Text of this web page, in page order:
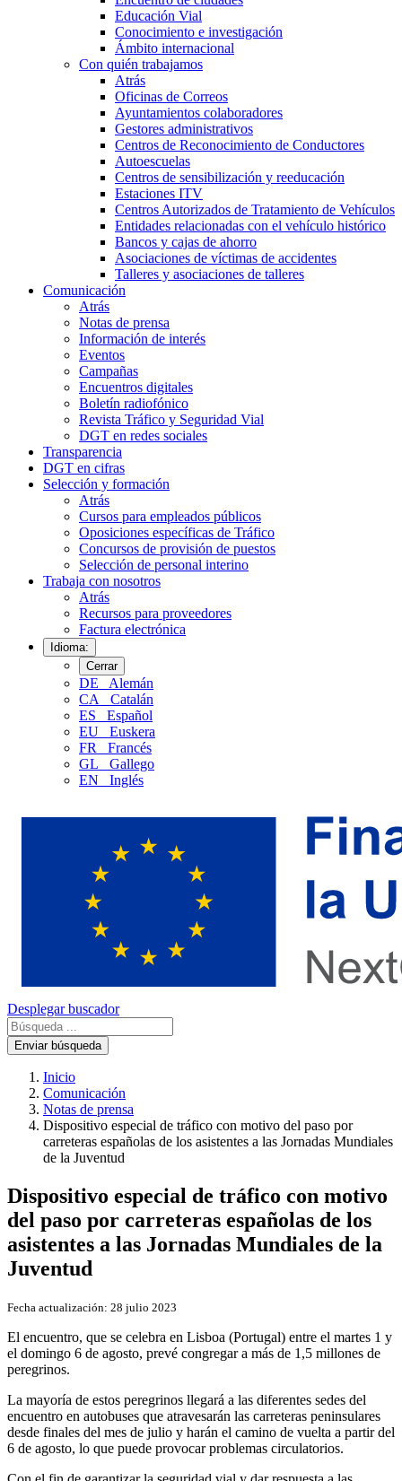
Educación Vial
Conocimiento e investigación
Ámbito internacional
Con quién trabajamos
Atrás
Oficinas de Correos
Ayuntamientos colaboradores
Gestores administrativos
Centros de Reconocimiento de Conductores
Autoescuelas
Centros de sensibilización y reeducación
Estaciones ITV
Centros Autorizados de Tratamiento de Vehículos
Entidades relacionadas con el vehículo histórico
Bancos y cajas de ahorro
Asociaciones de víctimas de accidentes
Talleres y asociaciones de talleres
Comunicación
Atrás
Notas de prensa
Información de interés
Eventos
Campañas
Encuentros digitales
Boletín radiofónico
Revista Tráfico y Seguridad Vial
DGT en redes sociales
Transparencia
DGT en cifras
Selección y formación
Atrás
Cursos para empleados públicos
Oposiciones específicas de Tráfico
Concursos de provisión de puestos
Selección de personal interino
Trabaja con nosotros
Atrás
Recursos para proveedores
Factura electrónica
Idioma:
Cerrar
DE
Alemán
CA
Catalán
ES
Español
EU
Euskera
FR
Francés
GL
Gallego
EN
Inglés
Desplegar buscador
Enviar búsqueda
Inicio
Comunicación
Notas de prensa
Dispositivo especial de tráfico con motivo del paso por
carreteras españolas de los asistentes a las Jornadas Mundiales
de la Juventud
Dispositivo especial de tráfico con motivo
del paso por carreteras españolas de los
asistentes a las Jornadas Mundiales de la
Juventud
Fecha actualización: 28 julio 2023
El encuentro, que se celebra en Lisboa (Portugal) entre el martes 1 y
el domingo 6 de agosto, prevé congregar a más de 1,5 millones de
peregrinos.
La mayoría de estos peregrinos llegará a las diferentes sedes del
encuentro en autobuses que atravesarán las carreteras peninsulares
desde finales del mes de julio y harán el camino de vuelta a partir del
6 de agosto, lo que puede provocar problemas circulatorios.